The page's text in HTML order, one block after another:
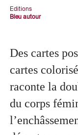
Editions
Bleu autour
Des cartes
cartes
raconte la
du corps